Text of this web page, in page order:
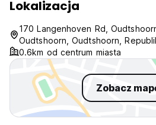
Lokalizacja
170 Langenhoven Rd,
Oudtshoorn, Oudtshoorn,
0.6km od centrum miasta
Zobacz